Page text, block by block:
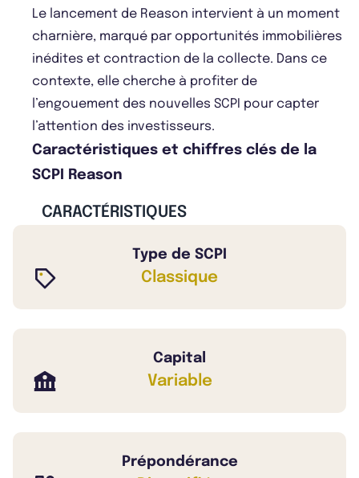
Le lancement de Reason intervient à un moment
charnière, marqué par opportunités immobilières
inédites et contraction de la collecte. Dans ce
contexte, elle cherche à profiter de
l’engouement des nouvelles SCPI pour capter
l’attention des investisseurs.
Caractéristiques et chiffres clés de la
SCPI Reason
CARACTÉRISTIQUES
Type de SCPI
Classique
Capital
Variable
Prépondérance